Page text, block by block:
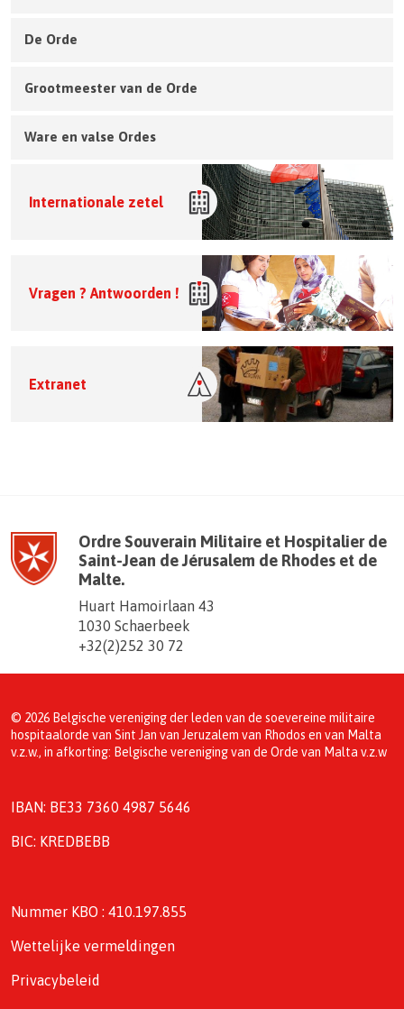
De Orde
Grootmeester van de Orde
Ware en valse Ordes
Internationale zetel
Vragen ? Antwoorden !
Extranet
Ordre Souverain Militaire et Hospitalier de
Saint-Jean de Jérusalem de Rhodes et de
Malte.
Huart Hamoirlaan 43
1030 Schaerbeek
+32(2)252 30 72
© 2026 Belgische vereniging der leden van de soevereine militaire
hospitaalorde van Sint Jan van Jeruzalem van Rhodos en van Malta
v.z.w., in afkorting: Belgische vereniging van de Orde van Malta v.z.w
IBAN: BE33 7360 4987 5646
BIC: KREDBEBB
Nummer KBO : 410.197.855
Wettelijke vermeldingen
Privacybeleid